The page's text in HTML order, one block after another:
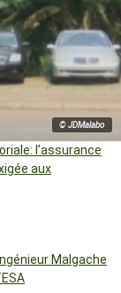
© JDMalabo
l’assurance
aux
Malgache